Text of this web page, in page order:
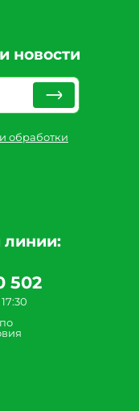
линии:
502
новости
обработки